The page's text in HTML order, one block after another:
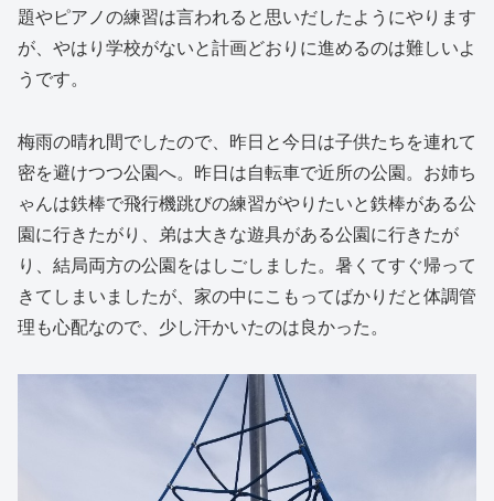
題やピアノの練習は言われると思いだしたようにやります
が、やはり学校がないと計画どおりに進めるのは難しいよ
うです。
梅雨の晴れ間でしたので、昨日と今日は子供たちを連れて
密を避けつつ公園へ。昨日は自転車で近所の公園。お姉ち
ゃんは鉄棒で飛行機跳びの練習がやりたいと鉄棒がある公
園に行きたがり、弟は大きな遊具がある公園に行きたが
り、結局両方の公園をはしごしました。暑くてすぐ帰って
きてしまいましたが、家の中にこもってばかりだと体調管
理も心配なので、少し汗かいたのは良かった。